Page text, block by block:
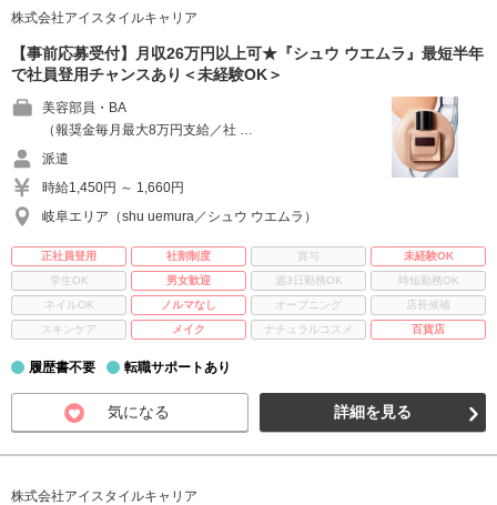
株式会社アイスタイルキャリア
【事前応募受付】月収26万円以上可★『シュウ ウエムラ』最短半年
で社員登用チャンスあり＜未経験OK＞
美容部員・BA
（報奨金毎月最大8万円支給／社 …
派遣
時給1,450円 ～ 1,660円
岐阜エリア（shu uemura／シュウ ウエムラ）
正社員登用 社割制度 賞与
未経験OK
学生OK
男女歓迎 週3日勤務OK
時短勤務OK
ネイルOK
ノルマなし オープニング
店長候補
スキンケア
メイク ナチュラルコスメ 百貨店
履歴書不要 転職サポートあり
気になる 詳細を見る
株式会社アイスタイルキャリア